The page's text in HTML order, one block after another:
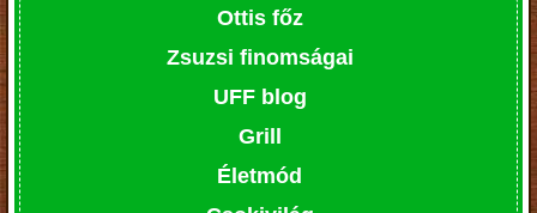
Ottis főz
Zsuzsi finomságai
UFF blog
Grill
Életmód